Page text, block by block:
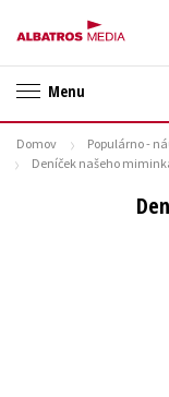
Menu
🏷️ Zlacnené knihy
Doplnkový
Domov Populárno -
Deníček našeho